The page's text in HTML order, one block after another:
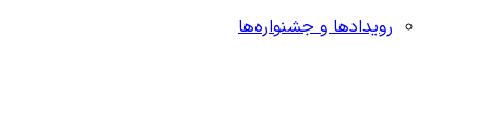
رویدادها و جشنواره‌ها